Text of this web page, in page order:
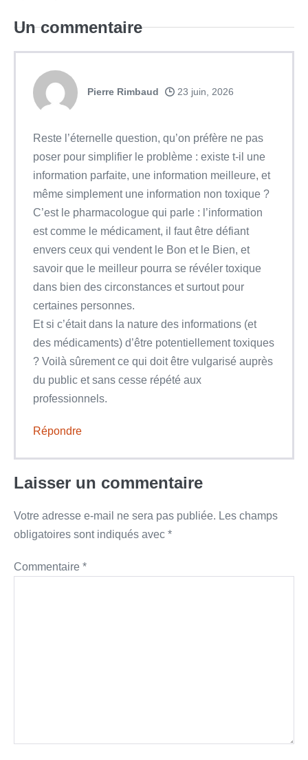
Uncommentaire
Pierre Rimbaud 23 juin, 2026
Reste l’éternelle question, qu’on préfère ne pas
poser pour simplifier le problème : existe t-il une
information parfaite, une information meilleure, et
même simplement une information non toxique ?
C’est le pharmacologue qui parle : l’information
est comme le médicament, il faut être défiant
envers ceux qui vendent le Bon et le Bien, et
savoir que le meilleur pourra se révéler toxique
dans bien des circonstances et surtout pour
certaines personnes.
Et si c’était dans la nature des informations (et
des médicaments) d’être potentiellement toxiques
? Voilà sûrement ce qui doit être vulgarisé auprès
du public et sans cesse répété aux
professionnels.
Répondre
Laisser un commentaire
Votre adresse e-mail ne sera pas publiée. Les champs
obligatoires sont indiqués avec *
Commentaire *